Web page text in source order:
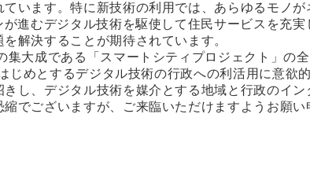
います。特に新技術の利用では、あらゆるモノ
が進むデジタル技術を駆使して住民サービスを充
解決することが期待されています。
集大成である「スマートシティプロジェクト」の
じめとするデジタル技術の行政への利活用に意欲
し、デジタル技術を媒介とする地域と行政のイ
でございますが、ご来臨いただけますようお願